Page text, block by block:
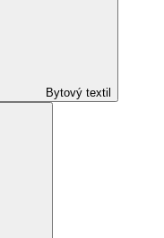
Bytový textil